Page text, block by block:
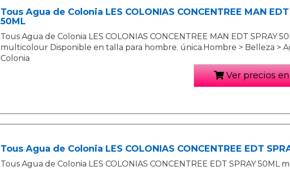
Tous Agua de Colonia LES COLONIAS CONCENTREE MAN EDT
50ML
Tous Agua de Colonia LES COLONIAS CONCENTREE MAN EDT SPRAY
multicolour Disponible en talla para hombre. única.Hombre > Belleza >
Colonia
Ver precios
Tous Agua de Colonia LES COLONIAS CONCENTREE EDT
Tous Agua de Colonia LES COLONIAS CONCENTREE EDT SPRAY 50ML